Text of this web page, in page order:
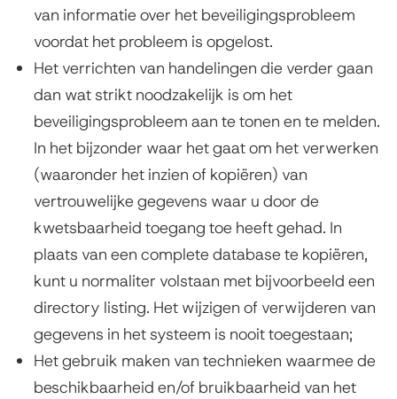
van informatie over het beveiligingsprobleem
voordat het probleem is opgelost.
Het verrichten van handelingen die verder gaan
dan wat strikt noodzakelijk is om het
beveiligingsprobleem aan te tonen en te melden.
In het bijzonder waar het gaat om het verwerken
(waaronder het inzien of kopiëren) van
vertrouwelijke gegevens waar u door de
kwetsbaarheid toegang toe heeft gehad. In
plaats van een complete database te kopiëren,
kunt u normaliter volstaan met bijvoorbeeld een
directory listing. Het wijzigen of verwijderen van
gegevens in het systeem is nooit toegestaan;
Het gebruik maken van technieken waarmee de
beschikbaarheid en/of bruikbaarheid van het